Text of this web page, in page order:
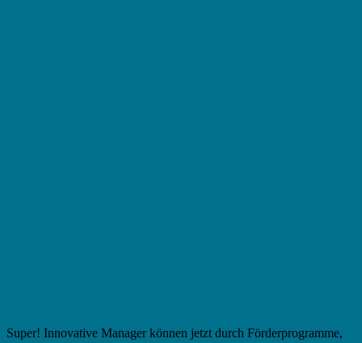
Super! Innovative Manager können jetzt durch Förderprogramme,